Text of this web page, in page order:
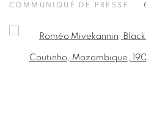
COMMUNIQUÉ DE PRESSE
Open a larger version of the